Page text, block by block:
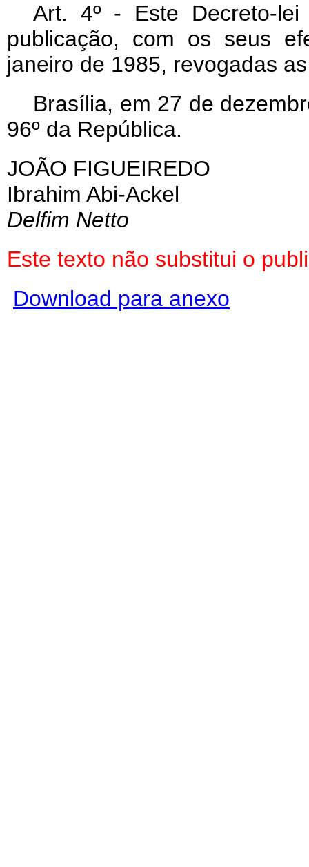
Art. 4º - Este Decreto-
publicação, com os seus
janeiro de 1985, revogadas
Brasília, em 27 de
96º da República.
JOÃO FIGUEIREDO
Ibrahim Abi-Ackel
Delfim Netto
Este texto não substitui o
Download para anexo